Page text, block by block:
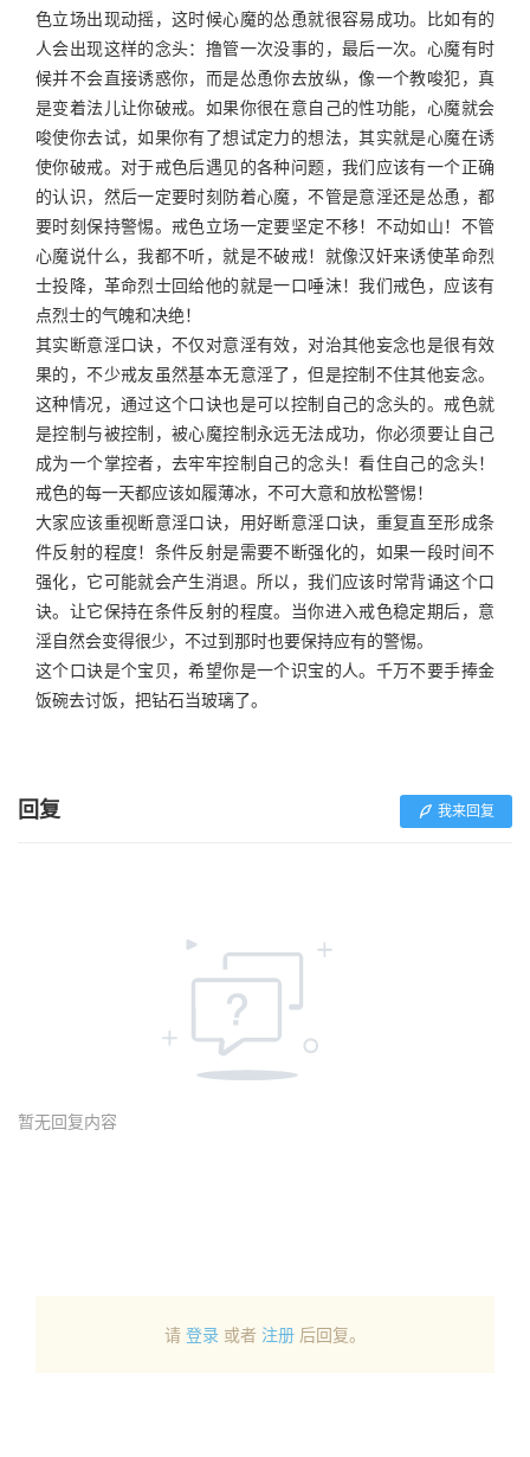
色立场出现动摇，这时候心魔的怂恿就很容易成功。比如有的
人会出现这样的念头：撸管一次没事的，最后一次。心魔有时
候并不会直接诱惑你，而是怂恿你去放纵，像一个教唆犯，真
是变着法儿让你破戒。如果你很在意自己的性功能，心魔就会
唆使你去试，如果你有了想试定力的想法，其实就是心魔在诱
使你破戒。对于戒色后遇见的各种问题，我们应该有一个正确
的认识，然后一定要时刻防着心魔，不管是意淫还是怂恿，都
要时刻保持警惕。戒色立场一定要坚定不移！不动如山！不管
心魔说什么，我都不听，就是不破戒！就像汉奸来诱使革命烈
士投降，革命烈士回给他的就是一口唾沫！我们戒色，应该有
点烈士的气魄和决绝！
其实断意淫口诀，不仅对意淫有效，对治其他妄念也是很有效
果的，不少戒友虽然基本无意淫了，但是控制不住其他妄念。
这种情况，通过这个口诀也是可以控制自己的念头的。戒色就
是控制与被控制，被心魔控制永远无法成功，你必须要让自己
成为一个掌控者，去牢牢控制自己的念头！看住自己的念头！
戒色的每一天都应该如履薄冰，不可大意和放松警惕！
大家应该重视断意淫口诀，用好断意淫口诀，重复直至形成条
件反射的程度！条件反射是需要不断强化的，如果一段时间不
强化，它可能就会产生消退。所以，我们应该时常背诵这个口
诀。让它保持在条件反射的程度。当你进入戒色稳定期后，意
淫自然会变得很少，不过到那时也要保持应有的警惕。
这个口诀是个宝贝，希望你是一个识宝的人。千万不要手捧金
饭碗去讨饭，把钻石当玻璃了。
回复 我来回复
暂无回复内容
请 登录 或者 注册 后回复。